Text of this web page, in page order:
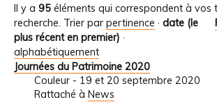
Il y a 95 éléments qui correspondent à vos
recherche. Trier par pertinence · date (le
plus récent en premier) ·
alphabétiquement
Journées du Patrimoine 2020
Couleur - 19 et 20 septembre 2020
Rattaché à News